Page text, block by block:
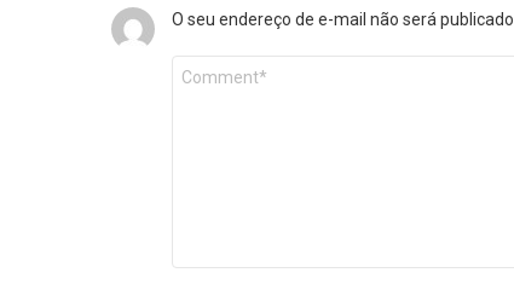
O seu endereço de e-mail não será publicado.
Comentário